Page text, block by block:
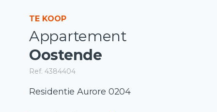
TE KOOP
Appartement
Oostende
Ref. 4384404
Residentie Aurore 0204